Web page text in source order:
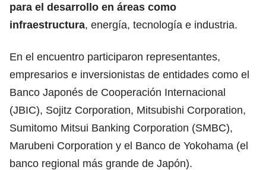
para el desarrollo en áreas como
infraestructura, energía, tecnología e industria.
En el encuentro participaron representantes,
empresarios e inversionistas de entidades como el
Banco Japonés de Cooperación Internacional
(JBIC), Sojitz Corporation, Mitsubishi Corporation,
Sumitomo Mitsui Banking Corporation (SMBC),
Marubeni Corporation y el Banco de Yokohama (el
banco regional más grande de Japón).